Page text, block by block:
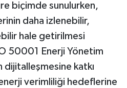
biçimde sunulurken,
daha izlenebilir,
hale getirilmesi
50001 Enerji Yönetim
katkı
verimliliği hedeflerine